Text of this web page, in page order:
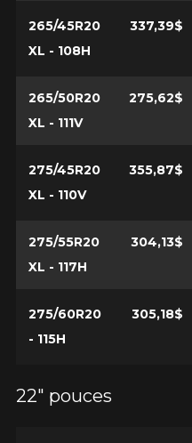
265/45R20
XL - 108H
337,39$
265/50R20
XL - 111V
275,62$
275/45R20
XL - 110V
355,87$
275/55R20
XL - 117H
304,13$
275/60R20
- 115H
305,18$
22" pouces